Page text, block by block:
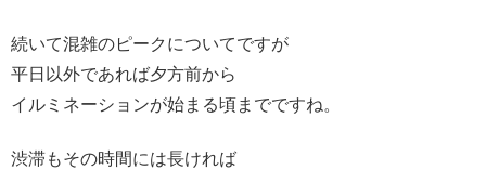
続いて混雑のピークについてですが
平日以外であれば夕方前から
イルミネーションが始まる頃までですね。
渋滞もその時間には長ければ